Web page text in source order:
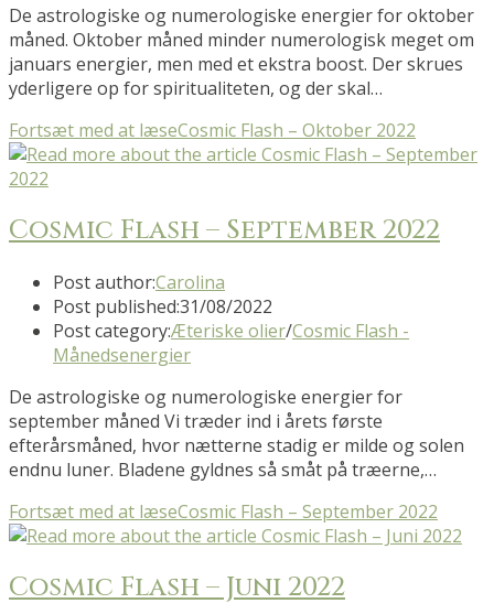
De astrologiske og numerologiske energier for oktober
måned. Oktober måned minder numerologisk meget om
januars energier, men med et ekstra boost. Der skrues
yderligere op for spiritualiteten, og der skal…
Fortsæt med at læseCosmic Flash – Oktober 2022
Cosmic Flash – September 2022
Post author:Carolina
Post published:31/08/2022
Post category:Æteriske olier/Cosmic Flash -
Månedsenergier
De astrologiske og numerologiske energier for
september måned Vi træder ind i årets første
efterårsmåned, hvor nætterne stadig er milde og solen
endnu luner. Bladene gyldnes så småt på træerne,…
Fortsæt med at læseCosmic Flash – September 2022
Cosmic Flash – Juni 2022